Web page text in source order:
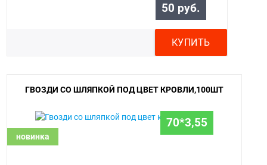
50 руб.
КУПИТЬ
новинка
ГВОЗДИ СО ШЛЯПКОЙ ПОД ЦВЕТ КРОВЛИ,100ШТ
70*3,55